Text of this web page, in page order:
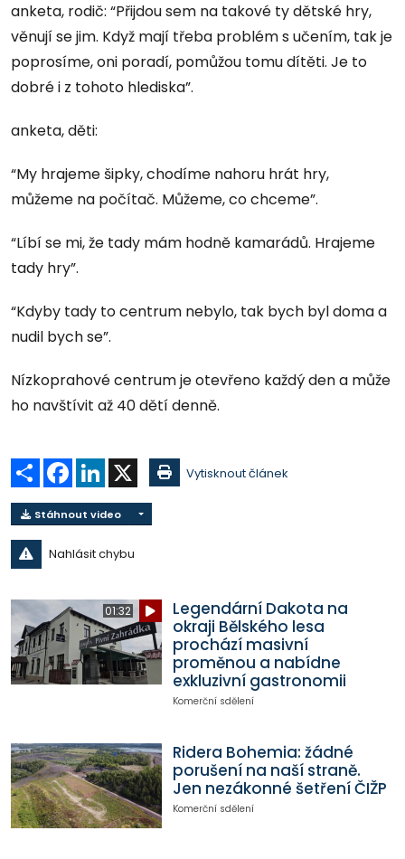
anketa, rodič: “Přijdou sem na takové ty dětské hry,
věnují se jim. Když mají třeba problém s učením, tak je
poprosíme, oni poradí, pomůžou tomu dítěti. Je to
dobré i z tohoto hlediska”.
anketa, děti:
“My hrajeme šipky, chodíme nahoru hrát hry,
můžeme na počítač. Můžeme, co chceme”.
“Líbí se mi, že tady mám hodně kamarádů. Hrajeme
tady hry”.
“Kdyby tady to centrum nebylo, tak bych byl doma a
nudil bych se”.
Nízkoprahové centrum je otevřeno každý den a může
ho navštívit až 40 dětí denně.
Sdílet Facebook
LinkedIn Vytisknout článek
Stáhnout video
Nahlásit chybu
01:32
Legendární Dakota na
okraji Bělského lesa
prochází masivní
proměnou a nabídne
exkluzivní gastronomii
Komerční sdělení
Ridera Bohemia: žádné
porušení na naší straně.
Jen nezákonné šetření ČIŽP
Komerční sdělení